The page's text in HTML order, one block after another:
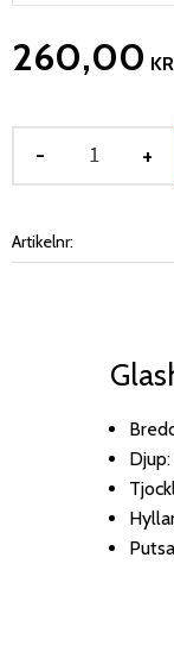
260,00 KR
+
-
Artikelnr